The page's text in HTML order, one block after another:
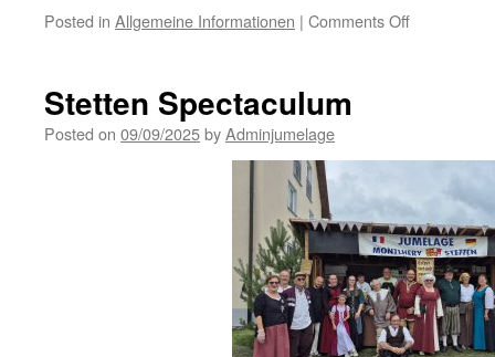
Posted in Allgemeine Informationen | Comments Offon
Stetten Spectaculum
Posted on 09/09/2025byAdminjumelage